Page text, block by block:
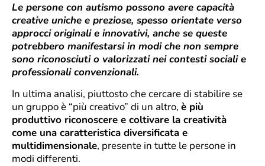
Le persone con autismo possono avere capacità
creative uniche e preziose, spesso orientate verso
approcci originali e innovativi, anche se queste
potrebbero manifestarsi in modi che non sempre
sono riconosciuti o valorizzati nei contesti sociali e
professionali convenzionali.
In ultima analisi, piuttosto che cercare di stabilire se
un gruppo è “più creativo” di un altro, è più
produttivo riconoscere e coltivare la creatività
come una caratteristica diversificata e
multidimensionale, presente in tutte le persone in
modi differenti.